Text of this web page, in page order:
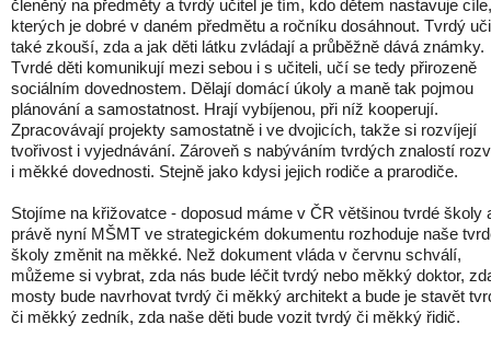
členěný na předměty a tvrdý učitel je tím, kdo dětem nastavuje cíle,
kterých je dobré v daném předmětu a ročníku dosáhnout. Tvrdý
také zkouší, zda a jak děti látku zvládají a průběžně dává známky.
Tvrdé děti komunikují mezi sebou i s učiteli, učí se tedy přirozeně
sociálním dovednostem. Dělají domácí úkoly a maně tak pojmou
plánování a samostatnost. Hrají vybíjenou, při níž kooperují.
Zpracovávají projekty samostatně i ve dvojicích, takže si rozvíjejí
tvořivost i vyjednávání. Zároveň s nabýváním tvrdých znalostí
i měkké dovednosti. Stejně jako kdysi jejich rodiče a prarodiče.
Stojíme na křižovatce - doposud máme v ČR většinou tvrdé školy
právě nyní MŠMT ve strategickém dokumentu rozhoduje naše
školy změnit na měkké. Než dokument vláda v červnu schválí,
můžeme si vybrat, zda nás bude léčit tvrdý nebo měkký doktor,
mosty bude navrhovat tvrdý či měkký architekt a bude je stavět
či měkký zedník, zda naše děti bude vozit tvrdý či měkký řidič.